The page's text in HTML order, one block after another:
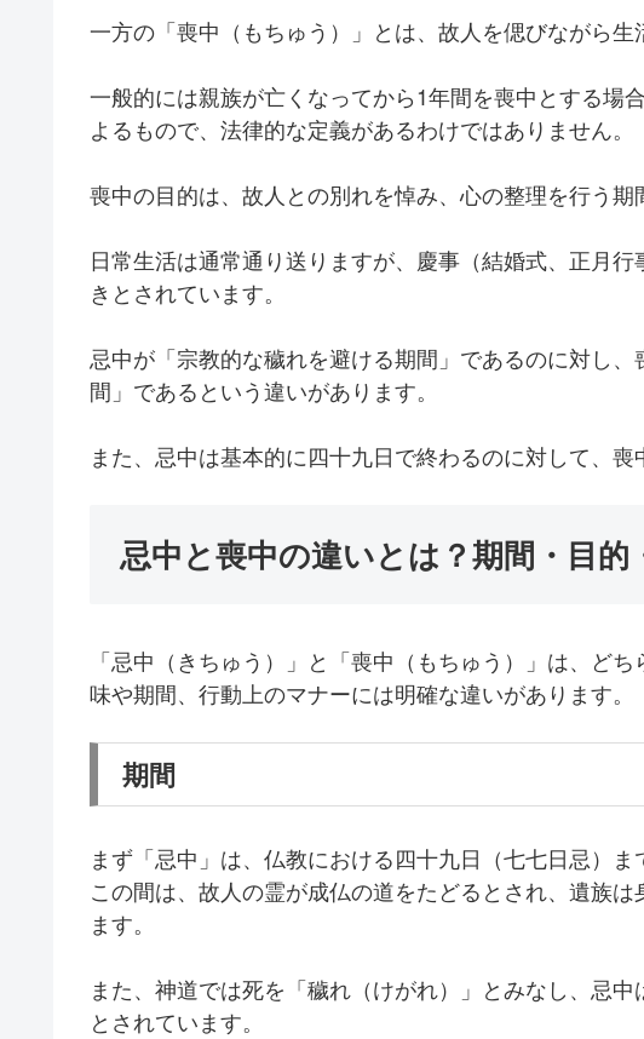
一方の「喪中（もちゅう）」とは、故人を偲びながら生
一般的には親族が亡くなってから1年間を喪中とする場
よるもので、法律的な定義があるわけではありません。
喪中の目的は、故人との別れを悼み、心の整理を行う期
日常生活は通常通り送りますが、慶事（結婚式、正月
きとされています。
忌中が「宗教的な穢れを避ける期間」であるのに対し
間」であるという違いがあります。
また、忌中は基本的に四十九日で終わるのに対して、喪
忌中と喪中の違いとは？期間・目的
「忌中（きちゅう）」と「喪中（もちゅう）」は、ど
味や期間、行動上のマナーには明確な違いがあります。
期間
まず「忌中」は、仏教における四十九日（七七日忌）ま
この間は、故人の霊が成仏の道をたどるとされ、遺族
ます。
また、神道では死を「穢れ（けがれ）」とみなし、忌
とされています。